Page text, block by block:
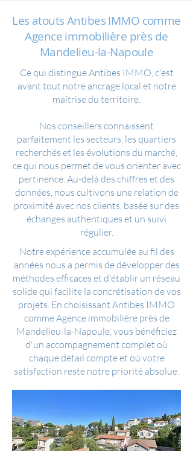
Les atouts Antibes IMMO comme
Agence immobilière près de
Mandelieu-la-Napoule
Ce qui distingue Antibes IMMO, c'est
avant tout notre ancrage local et notre
maîtrise du territoire.
Nos conseillers connaissent
parfaitement les secteurs, les quartiers
recherchés et les évolutions du marché,
ce qui nous permet de vous orienter avec
pertinence. Au-delà des chiffres et des
données, nous cultivons une relation de
proximité avec nos clients, basée sur des
échanges authentiques et un suivi
régulier.
Notre expérience accumulée au fil des
années nous a permis de développer des
méthodes efficaces et d'établir un réseau
solide qui facilite la concrétisation de vos
projets. En choisissant Antibes IMMO
comme Agence immobilière près de
Mandelieu-la-Napoule, vous bénéficiez
d'un accompagnement complet où
chaque détail compte et où votre
satisfaction reste notre priorité absolue.